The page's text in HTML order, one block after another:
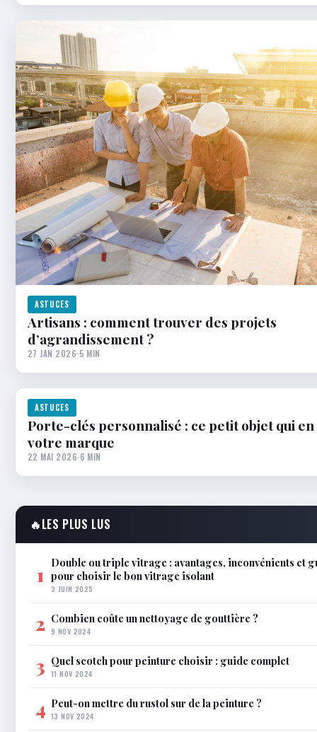
ASTUCES
Artisans : comment trouver des projets
d’agrandissement ?
27 JAN 2026·5 MIN
ASTUCES
Porte-clés personnalisé : ce petit objet qui
votre marque
22 MAI 2026·6 MIN
🔥LES PLUS LUS
1
Double ou triple vitrage : avantages, inconvénients et
pour choisir le bon vitrage isolant
3 JUIN 2025
2 Combien coûte un nettoyage de gouttière ?
9 NOV 2024
3 Quel scotch pour peinture choisir : guide complet
11 NOV 2024
4 Peut-on mettre du rustol sur de la peinture ?
13 NOV 2024